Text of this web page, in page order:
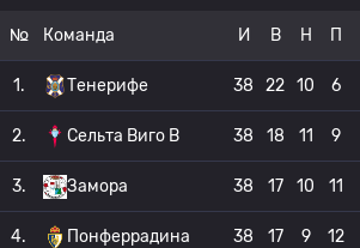
№ Команда И В Н П
1. Тенерифе 38 22 10 6
2. Сельта Виго B 38 18 11 9
3. Замора 38 17 10 11
4. Понферрадина 38 17 9 12